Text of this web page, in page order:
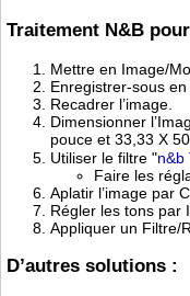
Traitement N&B
Mettre en Image/
Enregistrer-sous en
Recadrer l’image.
Dimensionner
pouce et 33,33 X
Utiliser le filtre "n&b
Faire les
Aplatir l’image par
Régler les tons par
Appliquer un Filtre/
D’autres solutions :